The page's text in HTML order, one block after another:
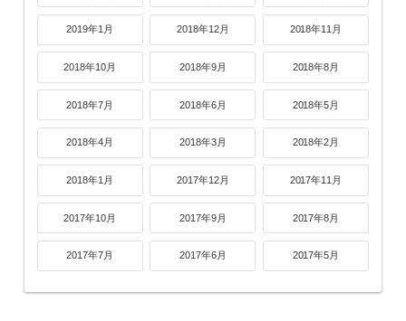
2019年1月 2018年12月 2018年11月
2018年10月 2018年9月 2018年8月
2018年7月 2018年6月 2018年5月
2018年4月 2018年3月 2018年2月
2018年1月 2017年12月 2017年11月
2017年10月 2017年9月 2017年8月
2017年7月 2017年6月 2017年5月